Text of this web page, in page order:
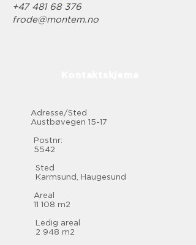
+47 481 68 376
frode@montem.no
Adresse/Sted
Austbøvegen 15-17
Postnr:
5542
Sted
Karmsund, Haugesund
Areal
11 108 m2
Ledig areal
2 948 m2